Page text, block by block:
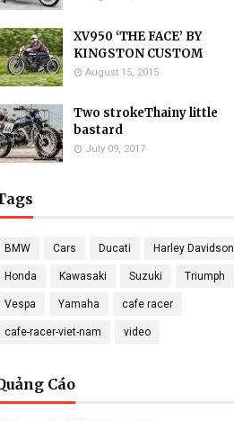
XV950 ‘THE FACE’ BY
KINGSTON CUSTOM
August 15, 2015
Two strokeThainy little
bastard
July 09, 2017
BMW Cars Ducati Harley Davidson
Honda Kawasaki Suzuki Triumph
Vespa Yamaha cafe racer
cafe-racer-viet-nam video
Cáo